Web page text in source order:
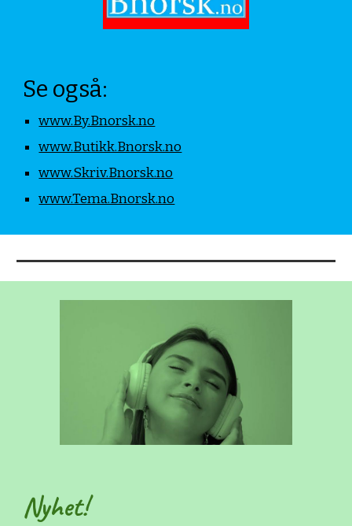
Se også:
www.By.Bnorsk.no
www.Butikk.Bnorsk.no
www.Skriv.Bnorsk.no
www.Tema.Bnorsk.no
Nyhet!